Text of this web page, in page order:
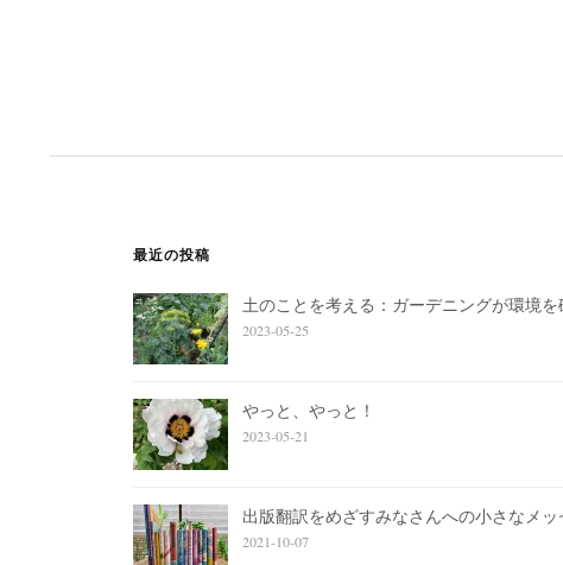
最近の投稿
土のことを考える：ガーデニングが環境
2023-05-25
やっと、やっと！
2023-05-21
出版翻訳をめざすみなさんへの小さなメッ
2021-10-07